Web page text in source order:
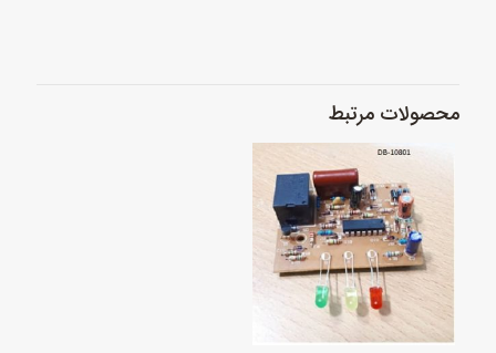
محصولات مرتبط